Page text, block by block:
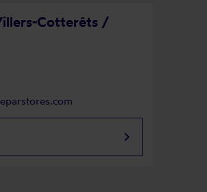
Cotterêts /
keyboard_arrow_right